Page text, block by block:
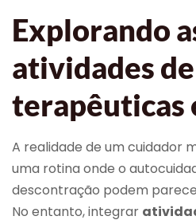
Explorando
atividades
terapêuticas
A realidade de um cuidador
uma rotina onde o
descontração podem
No entanto, integrar